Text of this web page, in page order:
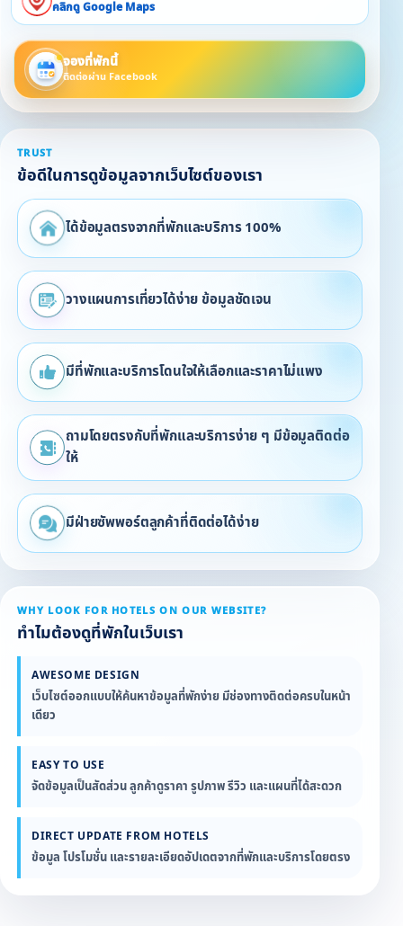
คลิกดู Google Maps
จองที่พักนี้
ติดต่อผ่าน Facebook
TRUST
ข้อดีในการดูข้อมูลจากเว็บไซต์ของเรา
ได้ข้อมูลตรงจากที่พักและบริการ 100%
วางแผนการเที่ยวได้ง่าย ข้อมูลชัดเจน
มีที่พักและบริการโดนใจให้เลือกและราคาไม่แพง
ถามโดยตรงกับที่พักและบริการง่าย ๆ มีข้อมูลติดต่อ
ให้
มีฝ่ายซัพพอร์ตลูกค้าที่ติดต่อได้ง่าย
WHY LOOK FOR HOTELS ON OUR WEBSITE?
ทำไมต้องดูที่พักในเว็บเรา
AWESOME DESIGN
เว็บไซต์ออกแบบให้ค้นหาข้อมูลที่พักง่าย มีช่องทางติดต่อครบในหน้า
เดียว
EASY TO USE
จัดข้อมูลเป็นสัดส่วน ลูกค้าดูราคา รูปภาพ รีวิว และแผนที่ได้สะดวก
DIRECT UPDATE FROM HOTELS
ข้อมูล โปรโมชั่น และรายละเอียดอัปเดตจากที่พักและบริการโดยตรง